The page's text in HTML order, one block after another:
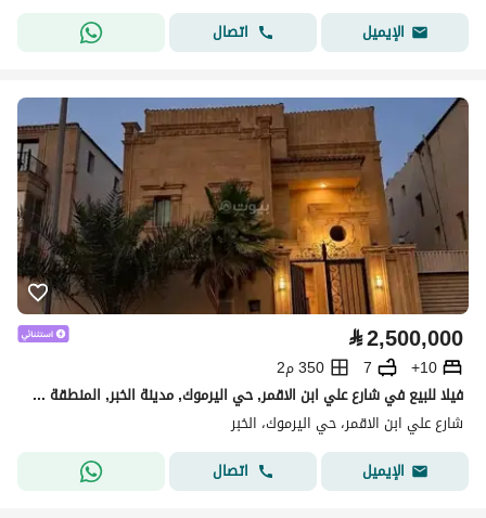
الإيميل
اتصال
⃁2,500,000
10+
7
350 م2
فيلا للبيع في شارع علي ابن الاقمر, حي اليرموك, مدينة الخبر, المنطقة الشرقية
شارع علي ابن الاقمر، حي اليرموك، الخبر
الإيميل
اتصال